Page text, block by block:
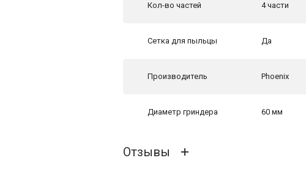
Кол-во частей 4 части
Сетка для пыльцы Да
Производитель Phoenix
Диаметр гриндера 60 мм
Отзывы